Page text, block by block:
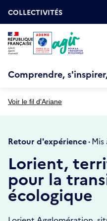
auOUVRIR
LE
MENU
ESPACE
COLLECTIVITÉS
Comprendre,
Voir le fil d'Ariane
Retour d'expérience ·
Lorient,
pour la
écologique